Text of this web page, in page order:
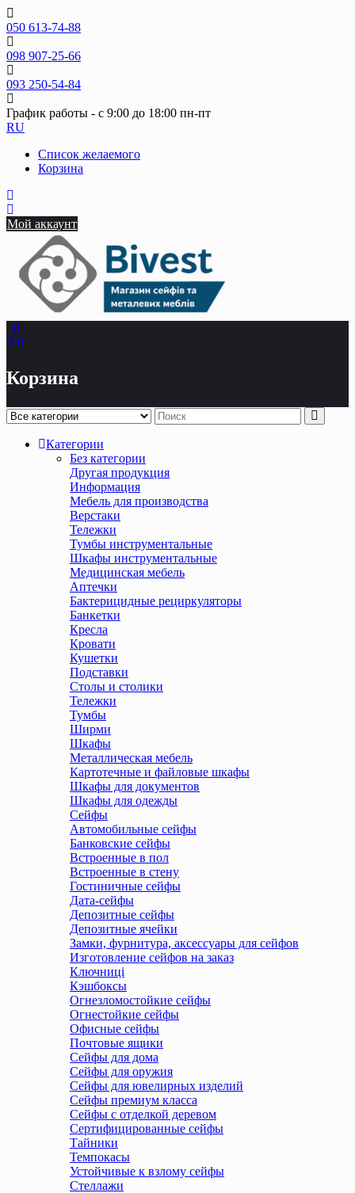
Skip
to
content
050 613-74-88
098 907-25-66
093 250-54-84
График работы - с 9:00 до 18:00 пн-пт
RU
Список желаемого
Корзина
Мой аккаунт
0
0
Корзина
Категории
Без категории
Другая продукция
Информация
Мебель для производства
Верстаки
Тележки
Тумбы инструментальные
Шкафы инструментальные
Медицинская мебель
Аптечки
Бактерицидные рециркуляторы
Банкетки
Кресла
Кровати
Кушетки
Подставки
Столы и столики
Тележки
Тумбы
Ширми
Шкафы
Металлическая мебель
Картотечные и файловые шкафы
Шкафы для документов
Шкафы для одежды
Сейфы
Автомобильные сейфы
Банковские сейфы
Встроенные в пол
Встроенные в стену
Гостиничные сейфы
Дата-сейфы
Депозитные сейфы
Депозитные ячейки
Замки, фурнитура, аксессуары для сейфов
Изготовление сейфов на заказ
Ключниці
Кэшбоксы
Огнезломостойкие сейфы
Огнестойкие сейфы
Офисные сейфы
Почтовые ящики
Сейфы для дома
Сейфы для оружия
Сейфы для ювелирных изделий
Сейфы премиум класса
Сейфы с отделкой деревом
Сертифицированные сейфы
Тайники
Темпокасы
Устойчивые к взлому сейфы
Стеллажи